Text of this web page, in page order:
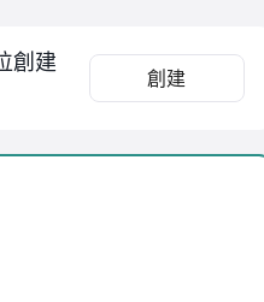
創建
創建